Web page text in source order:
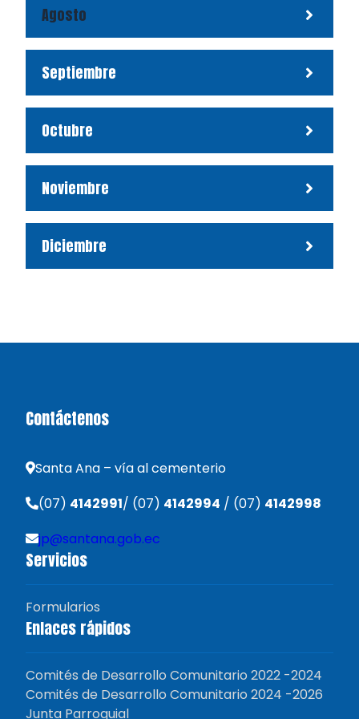
Agosto
Septiembre
Octubre
Noviembre
Diciembre
Contáctenos
Santa Ana – vía al cementerio
(07) 4142991/ (07) 4142994 / (07) 4142998
jp@santana.gob.ec
Servicios
Formularios
Enlaces rápidos
Comités de Desarrollo Comunitario 2022 -2024
Comités de Desarrollo Comunitario 2024 -2026
Junta Parroquial